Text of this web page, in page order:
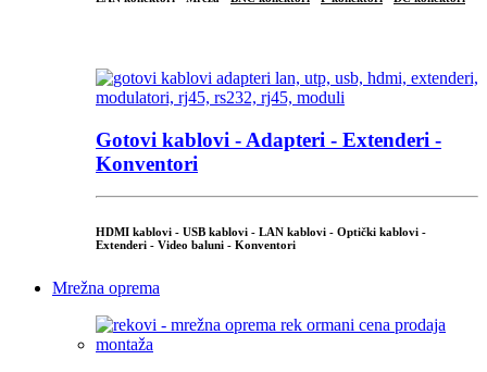
Gotovi kablovi - Adapteri - Extenderi -
Konventori
HDMI kablovi - USB kablovi - LAN kablovi - Optički kablovi -
Extenderi - Video baluni - Konventori
Mrežna oprema